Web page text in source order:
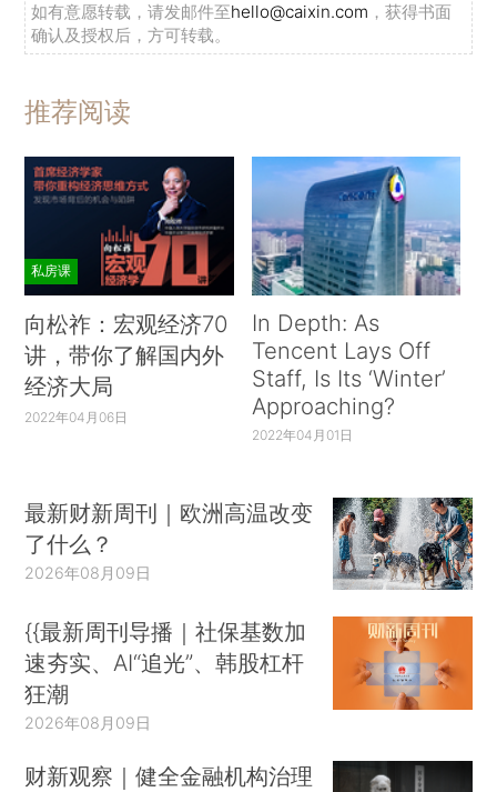
如有意愿转载，请发邮件至hello@caixin.com ，获得书面
确认及授权后，方可转载。
推荐阅读
私房课
向松祚：宏观经济70
讲，带你了解国内外
经济大局
2022年04月06日
In Depth: As
Tencent Lays Off
Staff, Is Its ‘Winter’
Approaching?
2022年04月01日
最新财新周刊｜欧洲高温改变
了什么？
2026年08月09日
{{最新周刊导播｜社保基数加
速夯实、AI“追光”、韩股杠杆
狂潮
2026年08月09日
财新观察｜健全金融机构治理